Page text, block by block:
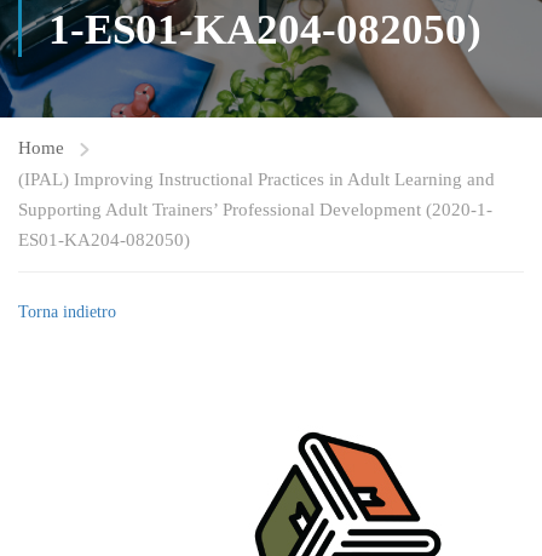
1-ES01-KA204-082050)
Home
(IPAL) Improving Instructional Practices in Adult Learning and
Supporting Adult Trainers’ Professional Development (2020-1-
ES01-KA204-082050)
Torna indietro